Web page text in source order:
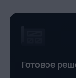
Готовое